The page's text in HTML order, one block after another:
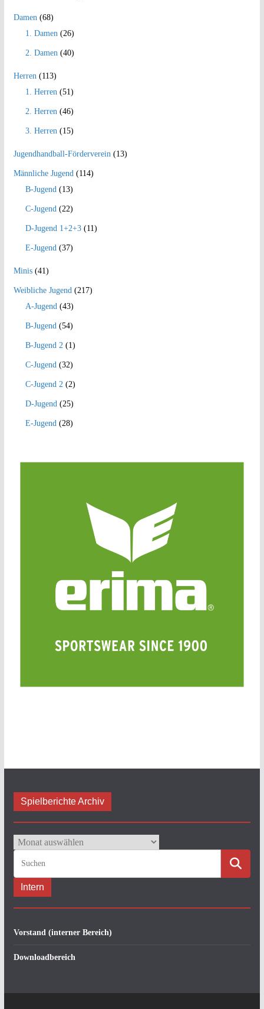
Damen(68)
1. Damen(26)
2. Damen(40)
Herren(113)
1. Herren(51)
2. Herren(46)
3. Herren(15)
Jugendhandball-Förderverein(13)
Männliche Jugend(114)
B-Jugend(13)
C-Jugend(22)
D-Jugend 1+2+3(11)
E-Jugend(37)
Minis(41)
Weibliche Jugend(217)
A-Jugend(43)
B-Jugend(54)
B-Jugend 2(1)
C-Jugend(32)
C-Jugend 2(2)
D-Jugend(25)
E-Jugend(28)
Spielberichte Archiv
Spielberichte
Archiv
Intern
Vorstand (interner Bereich)
Downloadbereich